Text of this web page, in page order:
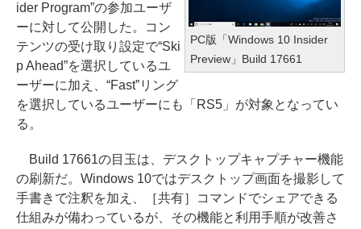
PC版「Windows 10 Insider
Preview」Build 17661
ider Program”の参加ユーザ
ーに対して公開した。コン
テンツの受け取り設定で“Ski
p Ahead”を選択しているユ
ーザーに加え、“Fast”リング
を選択しているユーザーにも「RS5」が対象となってい
る。
Build 17661の目玉は、デスクトップキャプチャー機能
の刷新だ。Windows 10ではデスクトップ画面を撮影して
手書きで注釈を加え、［共有］コマンドでシェアできる
仕組みが備わっているが、その機能と利用手順が改善さ